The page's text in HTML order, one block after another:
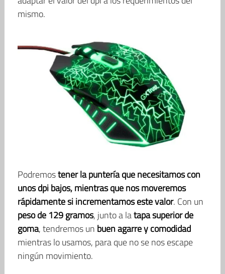
mismo.
Podremostener la puntería que necesitamos con
unos dpi bajos, mientras que nos moveremos
rápidamente si incrementamos este valor. Con un
peso de 129 gramos, junto a latapa superior de
goma, tendremos un buen agarre y comodidad
mientras lo usamos, para que no se nos escape
ningún movimiento.